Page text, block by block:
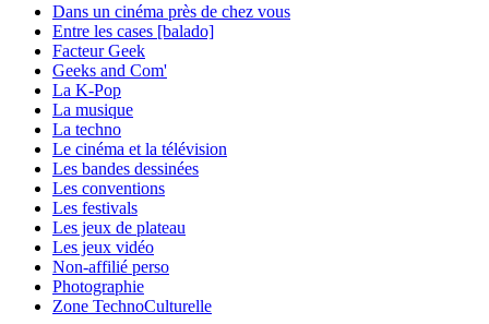
Dans un cinéma près de chez vous
Entre les cases [balado]
Facteur Geek
Geeks and Com'
La K-Pop
La musique
La techno
Le cinéma et la télévision
Les bandes dessinées
Les conventions
Les festivals
Les jeux de plateau
Les jeux vidéo
Non-affilié perso
Photographie
Zone TechnoCulturelle